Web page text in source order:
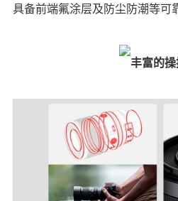
具备前端氟涂层及防尘防潮等可
丰富的